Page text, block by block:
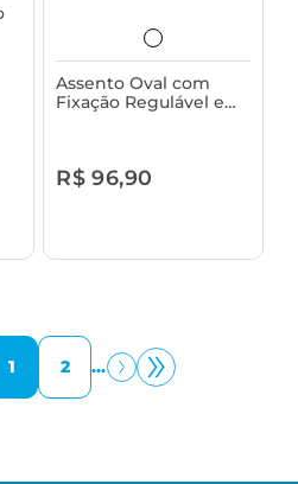
Assento Oval com
Fixação Regulável e
R$ 96,90
1 2 ...